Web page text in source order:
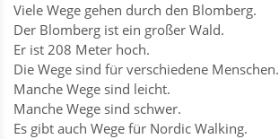
Viele Wege gehen durch den Blomberg.
Der Blomberg ist ein großer Wald.
Er ist 208 Meter hoch.
Die Wege sind für verschiedene Menschen.
Manche Wege sind leicht.
Manche Wege sind schwer.
Es gibt auch Wege für Nordic Walking.